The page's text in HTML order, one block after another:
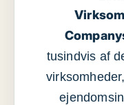
tusindvis af